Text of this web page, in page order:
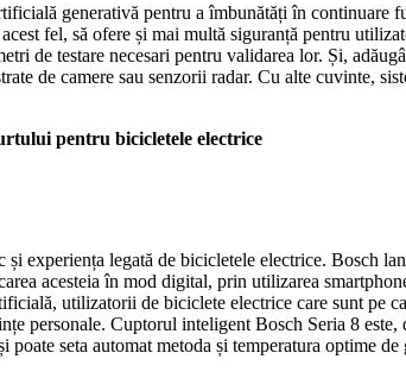
generativă pentru a îmbunătăți în continuare
fel, să ofere și mai multă siguranță pentru
de testare necesari pentru validarea lor. Și,
de camere sau senzorii radar. Cu alte cuvinte,
pentru bicicletele electrice
experiența legată de bicicletele electrice. Bosch
acesteia în mod digital, prin utilizarea
utilizatorii de biciclete electrice care sunt pe
personale. Cuptorul inteligent Bosch Seria 8
seta automat metoda și temperatura optime